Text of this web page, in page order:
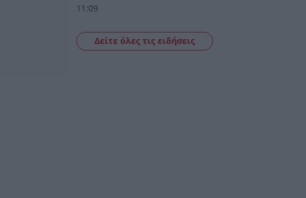
11:09
Δείτε όλες τις ειδήσεις